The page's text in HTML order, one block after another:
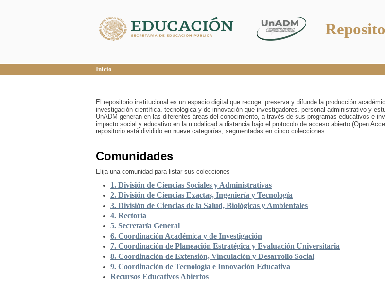
Inicio
El repositorio institucional es un espacio digital que recoge, preserva y difunde la producción
investigación científica, tecnológica y de innovación que investigadores, personal administrativo y
UnADM generan en las diferentes áreas del conocimiento, a través de sus programas educativos e
impacto social y educativo en la modalidad a distancia bajo el protocolo de acceso abierto (Open
repositorio está dividido en nueve categorías, segmentadas en cinco colecciones.
Comunidades
Elija una comunidad para listar sus colecciones
1. División de Ciencias Sociales y Administrativas
2. División de Ciencias Exactas, Ingeniería y Tecnología
3. División de Ciencias de la Salud, Biológicas y Ambientales
4. Rectoría
5. Secretaría General
6. Coordinación Académica y de Investigación
7. Coordinación de Planeación Estratégica y Evaluación Universitaria
8. Coordinación de Extensión, Vinculación y Desarrollo Social
9. Coordinación de Tecnología e Innovación Educativa
Recursos Educativos Abiertos